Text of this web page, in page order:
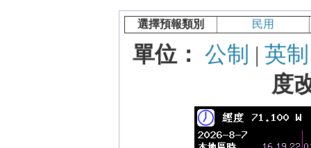
選擇預報類別 民用
單位： 公制 | 英制
度